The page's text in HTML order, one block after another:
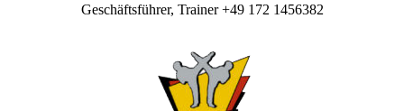
Geschäftsführer, Trainer +49 172 1456382